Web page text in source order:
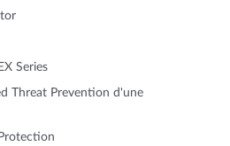
Series
Threat Prevention d'une